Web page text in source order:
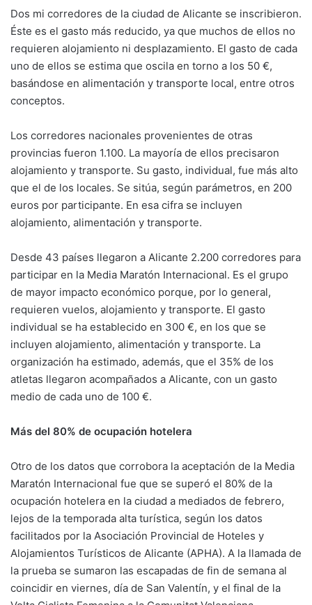
Dos mi corredores de la ciudad de Alicante se inscribieron.
Éste es el gasto más reducido, ya que muchos de ellos no
requieren alojamiento ni desplazamiento. El gasto de cada
uno de ellos se estima que oscila en torno a los 50 €,
basándose en alimentación y transporte local, entre otros
conceptos.
Los corredores nacionales provenientes de otras
provincias fueron 1.100. La mayoría de ellos precisaron
alojamiento y transporte. Su gasto, individual, fue más alto
que el de los locales. Se sitúa, según parámetros, en 200
euros por participante. En esa cifra se incluyen
alojamiento, alimentación y transporte.
Desde 43 países llegaron a Alicante 2.200 corredores para
participar en la Media Maratón Internacional. Es el grupo
de mayor impacto económico porque, por lo general,
requieren vuelos, alojamiento y transporte. El gasto
individual se ha establecido en 300 €, en los que se
incluyen alojamiento, alimentación y transporte. La
organización ha estimado, además, que el 35% de los
atletas llegaron acompañados a Alicante, con un gasto
medio de cada uno de 100 €.
Más del 80% de ocupación hotelera
Otro de los datos que corrobora la aceptación de la Media
Maratón Internacional fue que se superó el 80% de la
ocupación hotelera en la ciudad a mediados de febrero,
lejos de la temporada alta turística, según los datos
facilitados por la Asociación Provincial de Hoteles y
Alojamientos Turísticos de Alicante (APHA). A la llamada de
la prueba se sumaron las escapadas de fin de semana al
coincidir en viernes, día de San Valentín, y el final de la